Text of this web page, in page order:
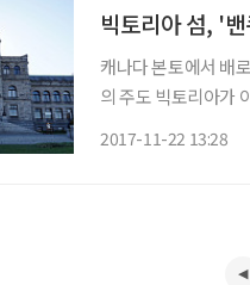
빅토리아 섬, '
캐나다 본토에서 배
의 주도 빅토리아가
2017-11-22 13:28